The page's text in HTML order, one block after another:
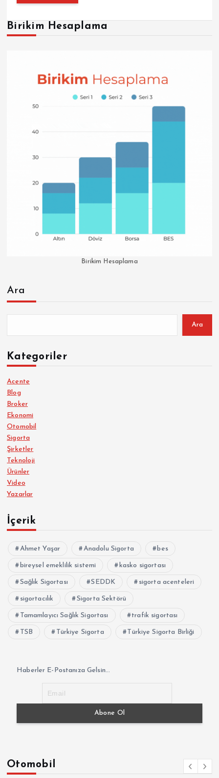
Birikim Hesaplama
Birikim Hesaplama
Ara
Ara
Kategoriler
Acente
Blog
Broker
Ekonomi
Otomobil
Sigorta
Şirketler
Teknoloji
Ürünler
Video
Yazarlar
İçerik
Ahmet Yaşar Anadolu Sigorta bes
bireysel emeklilik sistemi kasko sigortası
Sağlık Sigortası SEDDK sigorta acenteleri
sigortacılık Sigorta Sektörü
Tamamlayıcı Sağlık Sigortası trafik sigortası
TSB Türkiye Sigorta Türkiye Sigorta Birliği
Haberler E-Postanıza Gelsin...
Otomobil